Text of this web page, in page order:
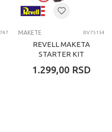
MAKETE RV75154
REVELL MAKETA
STARTER KIT
SUBMARINE TYPE
1.299,00 RSD